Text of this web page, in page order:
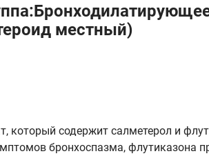
местный)
который содержит салметерол и
бронхоспазма, флутиказона